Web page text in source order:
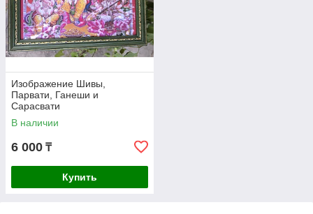
Изображение Шивы,
Парвати, Ганеши и
Сарасвати
В наличии
6 000 ₸
Купить